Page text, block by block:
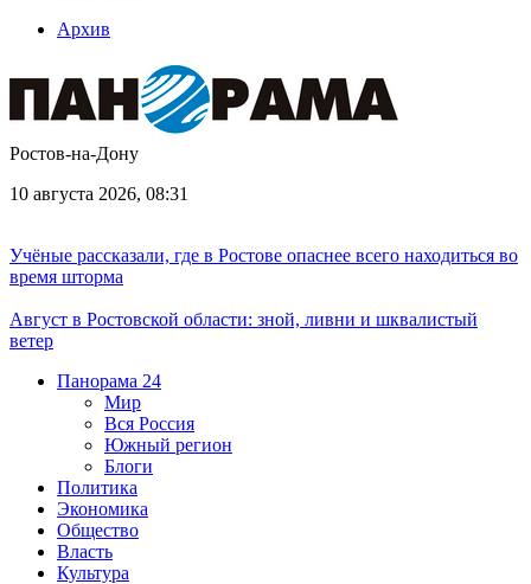
Архив
Ростов-на-Дону
10 августа 2026, 08:31
Учёные рассказали, где в Ростове опаснее всего находиться во
время шторма
Август в Ростовской области: зной, ливни и шквалистый
ветер
Панорама 24
Мир
Вся Россия
Южный регион
Блоги
Политика
Экономика
Общество
Власть
Культура